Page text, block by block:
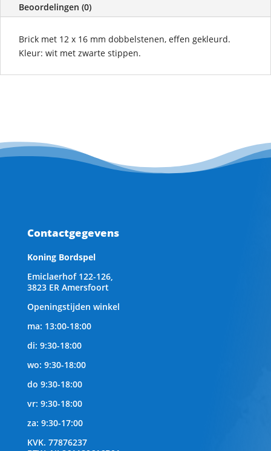
Beoordelingen (0)
Brick met 12 x 16 mm dobbelstenen, effen gekleurd.
Kleur: wit met zwarte stippen.
Contactgegevens
Koning Bordspel
Emiclaerhof 122-126,
3823 ER Amersfoort
Openingstijden winkel
ma: 13:00-18:00
di: 9:30-18:00
wo: 9:30-18:00
do 9:30-18:00
vr: 9:30-18:00
za: 9:30-17:00
KVK. 77876237